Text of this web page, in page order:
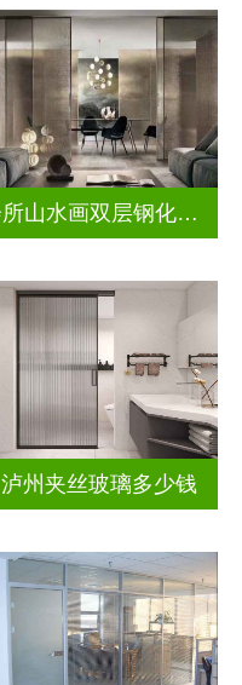
会所山水画双层钢化夹胶
泸州夹丝玻璃多少钱